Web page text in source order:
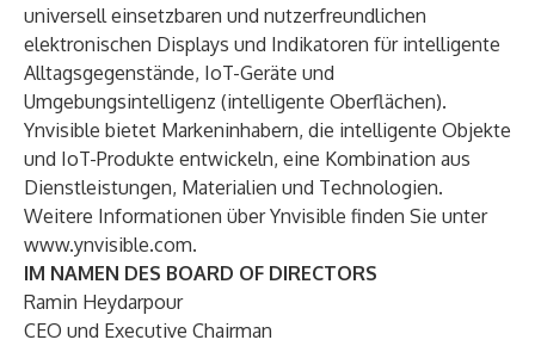
universell einsetzbaren und nutzerfreundlichen
elektronischen Displays und Indikatoren für intelligente
Alltagsgegenstände, IoT-Geräte und
Umgebungsintelligenz (intelligente Oberflächen).
Ynvisible bietet Markeninhabern, die intelligente Objekte
und IoT-Produkte entwickeln, eine Kombination aus
Dienstleistungen, Materialien und Technologien.
Weitere Informationen über Ynvisible finden Sie unter
www.ynvisible.com.
IM NAMEN DES BOARD OF DIRECTORS
Ramin Heydarpour
CEO und Executive Chairman